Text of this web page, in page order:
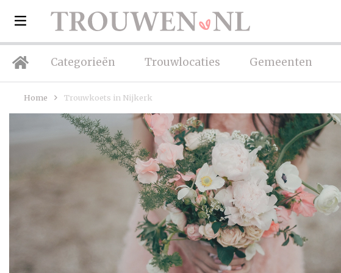
Categorieën Trouwlocaties Gemeenten
Home Trouwkoets in Nijkerk